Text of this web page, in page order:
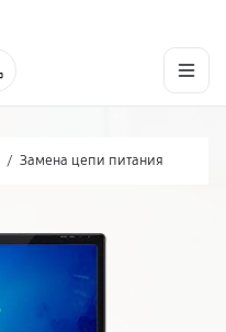
/ Замена цепи питания